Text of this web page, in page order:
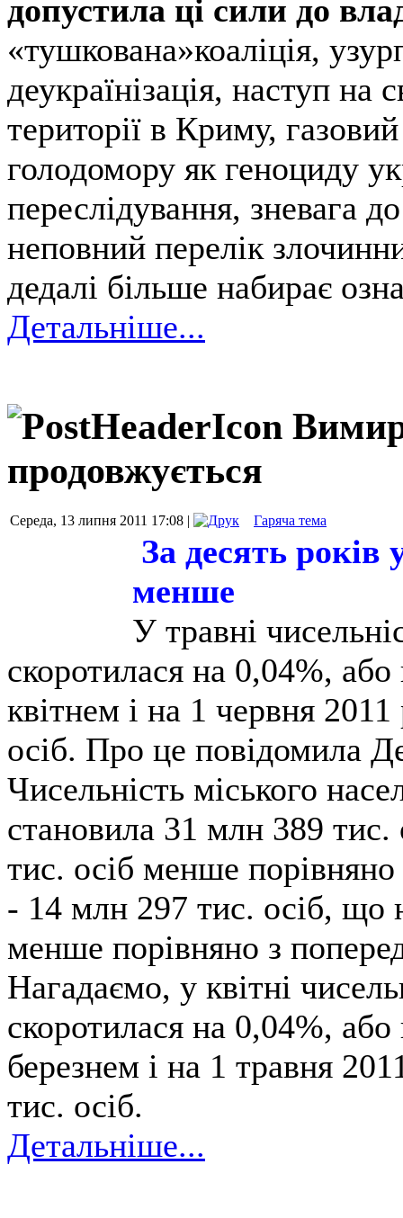
допустила ці сили до
«тушкована»коаліція,
деукраїнізація, наступ на
території в Криму,
голодомору як геноциду
переслідування, зневага
неповний перелік
дедалі більше набирає
Детальніше...
продовжується
Середа, 13 липня 2011 17:08 | Гаряча тема
За десять років
менше
У травні
скоротилася на 0,04%,
квітнем і на 1 червня
осіб. Про це повідомила
Чисельність міського
становила 31 млн 389
тис. осіб менше порівняно
- 14 млн 297 тис. осіб, що
менше порівняно з
Нагадаємо, у квітні
скоротилася на 0,04%,
березнем і на 1 травня
тис. осіб.
Детальніше...